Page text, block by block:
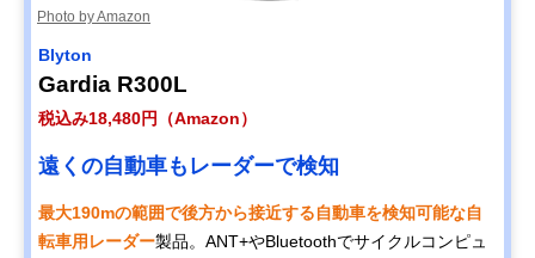
Photo by Amazon
Blyton
Gardia R300L
税込み18,480円（Amazon）
遠くの自動車もレーダーで検知
最大190mの範囲で後方から接近する自動車を検知可能な自
転車用レーダー製品。ANT+やBluetoothでサイクルコンピュ